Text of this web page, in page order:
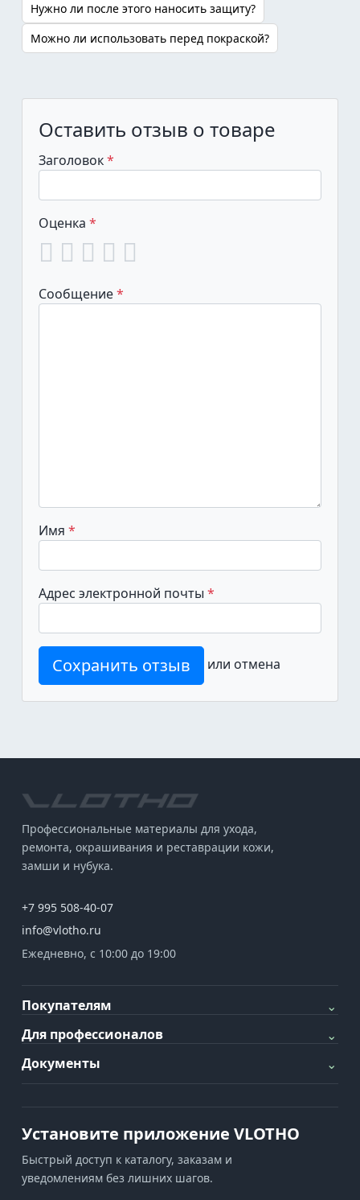
Нужно ли после этого наносить защиту?
Можно ли использовать перед покраской?
Оставить отзыв о товаре
Заголовок
Оценка
Сообщение
Имя
Адрес электронной почты
Сохранить отзыв или отмена
Профессиональные материалы для ухода,
ремонта, окрашивания и реставрации кожи,
замши и нубука.
+7 995 508-40-07
info@vlotho.ru
Ежедневно, с 10:00 до 19:00
Покупателям
⌄
Для профессионалов
⌄
Документы
⌄
Установите приложение VLOTHO
Быстрый доступ к каталогу, заказам и
уведомлениям без лишних шагов.